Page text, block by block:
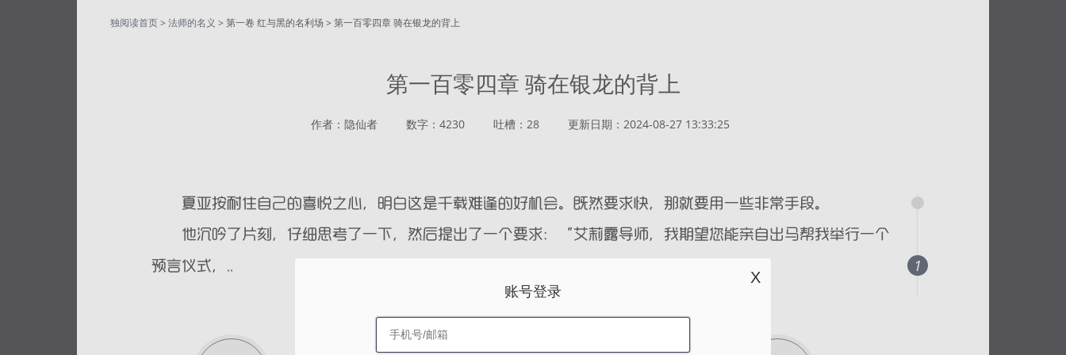
独阅读首页> 法师的名义 > 第一卷 红与黑的名利场 > 第一百零四章 骑在银龙的背上
第一百零四章 骑在银龙的背上
作者：隐仙者 数字：4230 吐槽：28 更新日期：2024-08-27 13:33:25
1
账号登录
X